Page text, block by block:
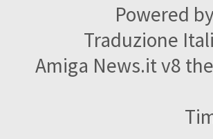
Powered
Traduzione
Amiga News.it v8